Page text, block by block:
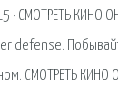
· СМОТРЕТЬ КИНО
defense.
СМОТРЕТЬ КИНО